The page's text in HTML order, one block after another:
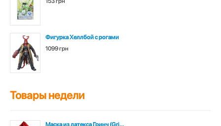
Фигурка Хеллбой с рогами
1099 грн
Товары недели